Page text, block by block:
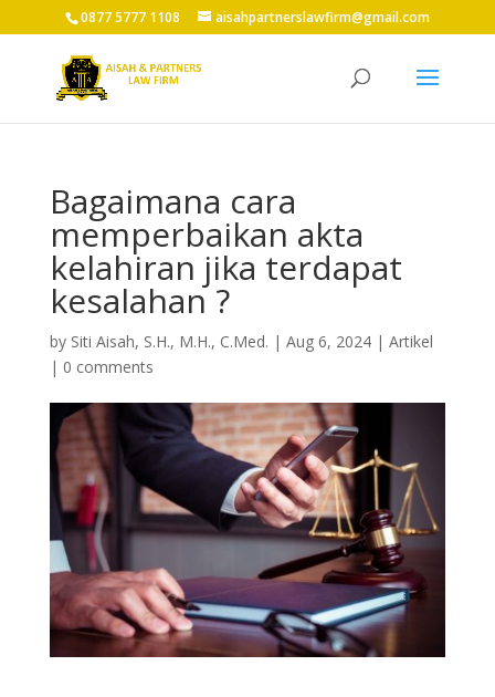
0877 5777 1108 aisahpartnerslawfirm@gmail.com
Bagaimana cara
memperbaikan akta
kelahiran jika terdapat
kesalahan ?
by Siti Aisah, S.H., M.H., C.Med. | Aug 6, 2024| Artikel
| 0 comments